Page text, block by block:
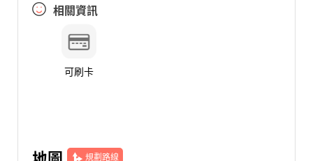
相關資訊
可刷卡
規劃路線